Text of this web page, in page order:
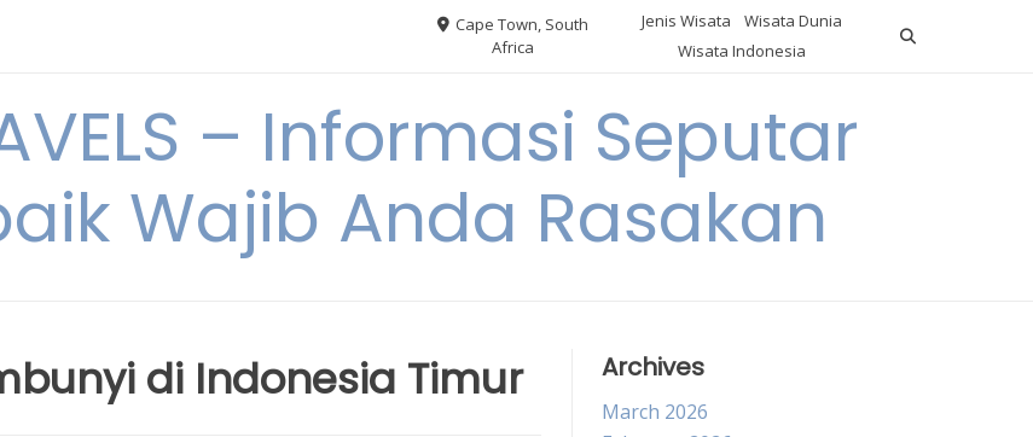
Cape Town, South
Africa
Jenis Wisata
Wisata Dunia
Wisata Indonesia
– Informasi Seputar
Wajib Anda Rasakan
di Indonesia Timur Archives
March 2026